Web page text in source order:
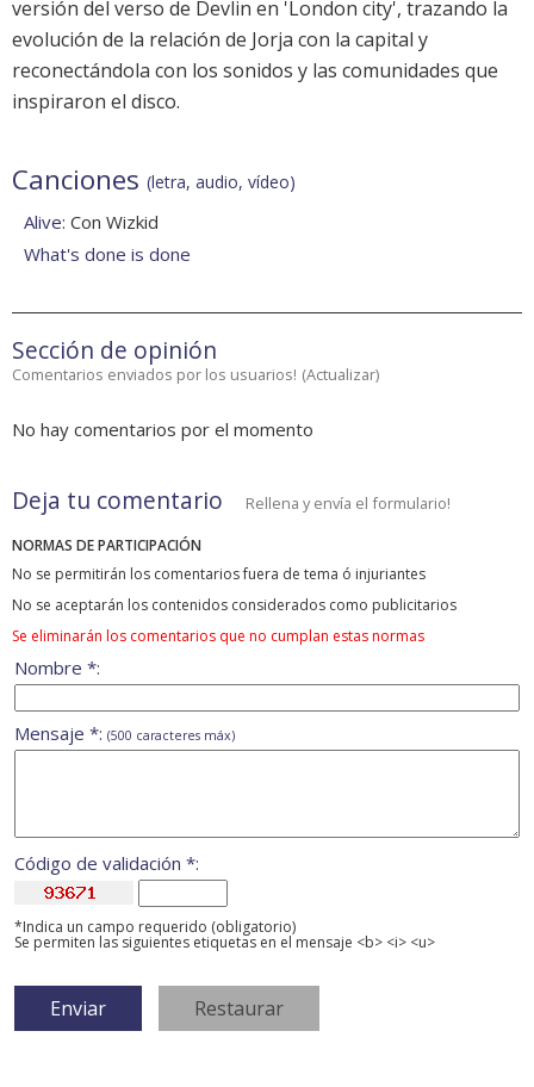
versión del verso de Devlin en 'London city', trazando la
evolución de la relación de Jorja con la capital y
reconectándola con los sonidos y las comunidades que
inspiraron el disco.
Canciones (letra, audio, vídeo)
Alive: Con Wizkid
What's done is done
Sección de opinión
Comentarios enviados por los usuarios! (Actualizar)
No hay comentarios por el momento
Deja tu comentario Rellena y envía el formulario!
NORMAS DE PARTICIPACIÓN
No se permitirán los comentarios fuera de tema ó injuriantes
No se aceptarán los contenidos considerados como publicitarios
Se eliminarán los comentarios que no cumplan estas normas
Nombre *:
Mensaje *: (500 caracteres máx)
Código de validación *:
*Indica un campo requerido (obligatorio)
Se permiten las siguientes etiquetas en el mensaje <b> <i> <u>